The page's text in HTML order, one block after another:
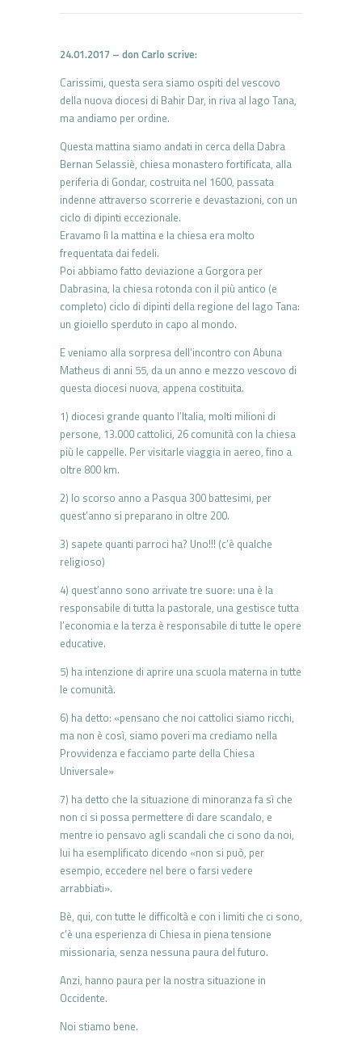
24.01.2017 – don Carlo scrive:
Carissimi, questa sera siamo ospiti del vescovo
della nuova diocesi di Bahir Dar, in riva al lago Tana,
ma andiamo per ordine.
Questa mattina siamo andati in cerca della Dabra
Bernan Selassiè, chiesa monastero fortificata, alla
periferia di Gondar, costruita nel 1600, passata
indenne attraverso scorrerie e devastazioni, con un
ciclo di dipinti eccezionale.
Eravamo lì la mattina e la chiesa era molto
frequentata dai fedeli.
Poi abbiamo fatto deviazione a Gorgora per
Dabrasina, la chiesa rotonda con il più antico (e
completo) ciclo di dipinti della regione del lago Tana:
un gioiello sperduto in capo al mondo.
E veniamo alla sorpresa dell’incontro con Abuna
Matheus di anni 55, da un anno e mezzo vescovo di
questa diocesi nuova, appena costituita.
1) diocesi grande quanto l’Italia, molti milioni di
persone, 13.000 cattolici, 26 comunità con la chiesa
più le cappelle. Per visitarle viaggia in aereo, fino a
oltre 800 km.
2) lo scorso anno a Pasqua 300 battesimi, per
quest’anno si preparano in oltre 200.
3) sapete quanti parroci ha? Uno!!! (c’è qualche
religioso)
4) quest’anno sono arrivate tre suore: una è la
responsabile di tutta la pastorale, una gestisce tutta
l’economia e la terza è responsabile di tutte le opere
educative.
5) ha intenzione di aprire una scuola materna in tutte
le comunità.
6) ha detto: «pensano che noi cattolici siamo ricchi,
ma non è così, siamo poveri ma crediamo nella
Provvidenza e facciamo parte della Chiesa
Universale»
7) ha detto che la situazione di minoranza fa sì che
non ci si possa permettere di dare scandalo, e
mentre io pensavo agli scandali che ci sono da noi,
lui ha esemplificato dicendo «non si può, per
esempio, eccedere nel bere o farsi vedere
arrabbiati».
Bè, qui, con tutte le difficoltà e con i limiti che ci sono,
c’è una esperienza di Chiesa in piena tensione
missionaria, senza nessuna paura del futuro.
Anzi, hanno paura per la nostra situazione in
Occidente.
Noi stiamo bene.